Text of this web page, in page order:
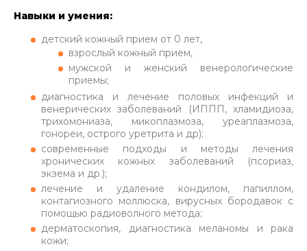
Навыки и умения:
детский кожный прием от 0 лет,
взрослый кожный прием,
мужской и женский венерологические
приемы;
диагностика и лечение половых инфекций и
венерических заболеваний (ИППП, хламидиоза,
трихомониаза, микоплазмоза, уреаплазмоза,
гонореи, острого уретрита и др);
современные подходы и методы лечения
хронических кожных заболеваний (псориаз,
экзема и др.);
лечение и удаление кондилом, папиллом,
контагиозного моллюска, вирусных бородавок с
помощью радиоволного метода;
дерматоскопия, диагностика меланомы и рака
кожи;